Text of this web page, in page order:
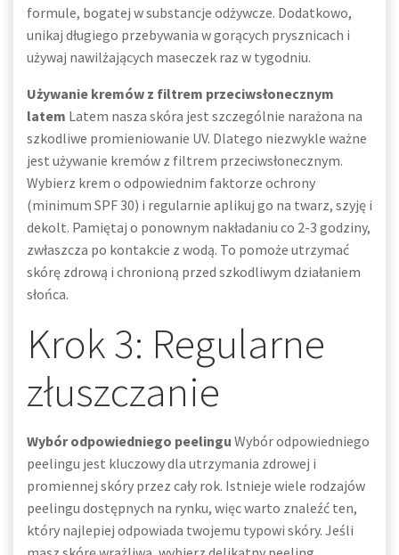
formule, bogatej w substancje odżywcze. Dodatkowo,
unikaj długiego przebywania w gorących prysznicach i
używaj nawilżających maseczek raz w tygodniu.
Używanie kremów z filtrem przeciwsłonecznym
latem Latem nasza skóra jest szczególnie narażona na
szkodliwe promieniowanie UV. Dlatego niezwykle ważne
jest używanie kremów z filtrem przeciwsłonecznym.
Wybierz krem o odpowiednim faktorze ochrony
(minimum SPF 30) i regularnie aplikuj go na twarz, szyję i
dekolt. Pamiętaj o ponownym nakładaniu co 2-3 godziny,
zwłaszcza po kontakcie z wodą. To pomoże utrzymać
skórę zdrową i chronioną przed szkodliwym działaniem
słońca.
Krok 3: Regularne
złuszczanie
Wybór odpowiedniego peelingu Wybór odpowiedniego
peelingu jest kluczowy dla utrzymania zdrowej i
promiennej skóry przez cały rok. Istnieje wiele rodzajów
peelingu dostępnych na rynku, więc warto znaleźć ten,
który najlepiej odpowiada twojemu typowi skóry. Jeśli